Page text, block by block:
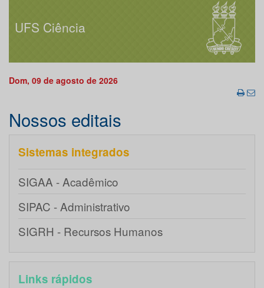
UFS Ciência
Dom, 09 de agosto de 2026
Nossos editais
Sistemas integrados
SIGAA - Acadêmico
SIPAC - Administrativo
SIGRH - Recursos Humanos
Links rápidos